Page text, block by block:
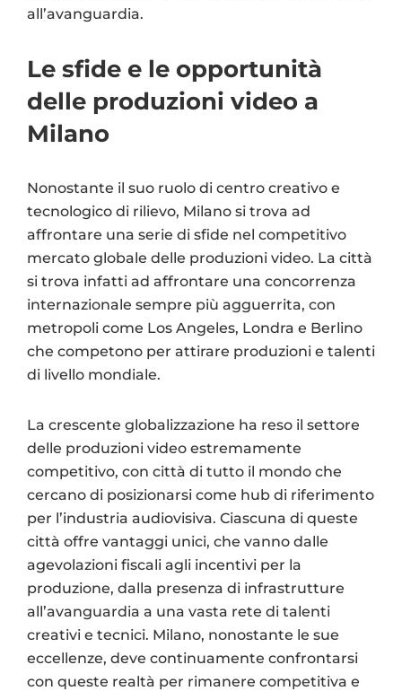
all’avanguardia.
Le sfide e le opportunità
delle produzioni video a
Milano
Nonostante il suo ruolo di centro creativo e
tecnologico di rilievo, Milano si trova ad
affrontare una serie di sfide nel competitivo
mercato globale delle produzioni video. La città
si trova infatti ad affrontare una concorrenza
internazionale sempre più agguerrita, con
metropoli come Los Angeles, Londra e Berlino
che competono per attirare produzioni e talenti
di livello mondiale.
La crescente globalizzazione ha reso il settore
delle produzioni video estremamente
competitivo, con città di tutto il mondo che
cercano di posizionarsi come hub di riferimento
per l’industria audiovisiva. Ciascuna di queste
città offre vantaggi unici, che vanno dalle
agevolazioni fiscali agli incentivi per la
produzione, dalla presenza di infrastrutture
all’avanguardia a una vasta rete di talenti
creativi e tecnici. Milano, nonostante le sue
eccellenze, deve continuamente confrontarsi
con queste realtà per rimanere competitiva e